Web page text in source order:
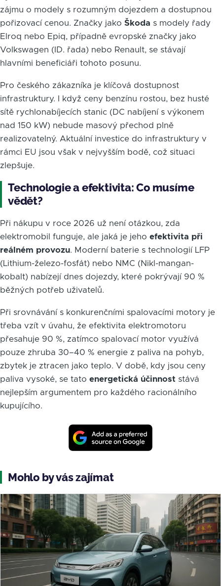
zájmu o modely s rozumným dojezdem a dostupnou
pořizovací cenou. Značky jako Škoda s modely řady
Elroq nebo Epiq, případně evropské značky jako
Volkswagen (ID. řada) nebo Renault, se stávají
hlavními beneficiáři tohoto posunu.
Pro českého zákazníka je klíčová dostupnost
infrastruktury. I když ceny benzínu rostou, bez husté
sítě rychlonabíjecích stanic (DC nabíjení s výkonem
nad 150 kW) nebude masový přechod plně
realizovatelný. Aktuální investice do infrastruktury v
rámci EU jsou však v nejvyšším bodě, což situaci
zlepšuje.
Technologie a efektivita: Co musíme
vědět?
Při nákupu v roce 2026 už není otázkou, zda
elektromobil funguje, ale jaká je jeho efektivita při
reálném provozu. Moderní baterie s technologií LFP
(Lithium-železo-fosfát) nebo NMC (Nikl-mangan-
kobalt) nabízejí dnes dojezdy, které pokrývají 90 %
běžných potřeb uživatelů.
Při srovnávání s konkurenčními spalovacími motory je
třeba vzít v úvahu, že efektivita elektromotoru
přesahuje 90 %, zatímco spalovací motor využívá
pouze zhruba 30–40 % energie z paliva na pohyb,
zbytek je ztracen jako teplo. V době, kdy jsou ceny
paliva vysoké, se tato energetická účinnost stává
nejlepším argumentem pro každého racionálního
kupujícího.
Mohlo by vás zajímat